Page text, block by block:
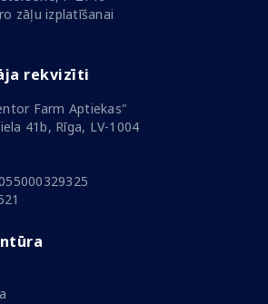
zāļu izplatīšanai
rekvizīti
Farm Aptiekas"
41b, Rīga, LV-1004